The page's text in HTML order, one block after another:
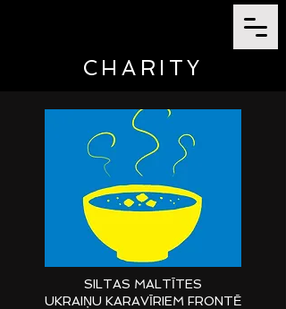
CHARITY
SILTAS MALTĪTES
UKRAIŅU KARAVĪRIEM FRONTĒ